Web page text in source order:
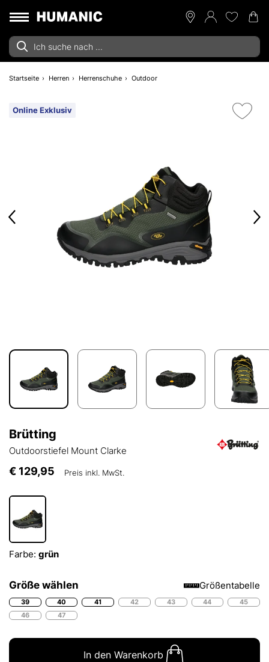
Startseite Herren Herrenschuhe Outdoor
Online Exklusiv
Brütting
Outdoorstiefel Mount Clarke
€ 129,95 Preis inkl. MwSt.
Farbe: grün
Größe wählen Größentabelle
39 40 41 42 43 44
45
46
47
In den Warenkorb